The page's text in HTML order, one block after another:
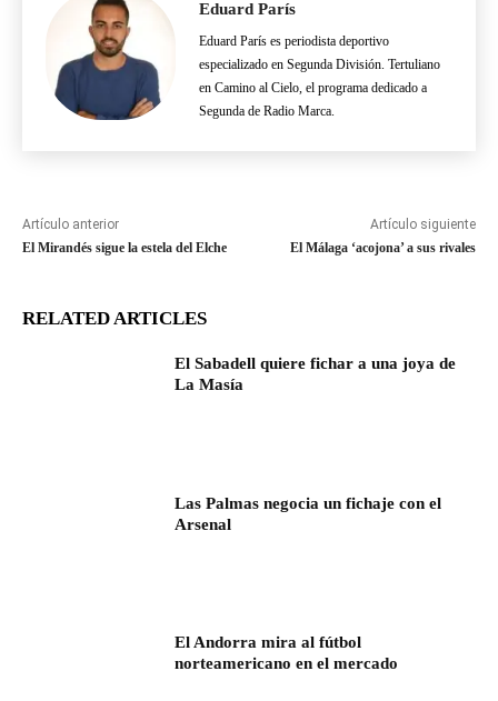
Eduard París
Eduard París es periodista deportivo
especializado en Segunda División. Tertuliano
en Camino al Cielo, el programa dedicado a
Segunda de Radio Marca.
Artículo anterior
El Mirandés sigue la estela del Elche
Artículo siguiente
El Málaga ‘acojona’ a sus rivales
RELATED ARTICLES
El Sabadell quiere fichar a una joya de
La Masía
Las Palmas negocia un fichaje con el
Arsenal
El Andorra mira al fútbol
norteamericano en el mercado